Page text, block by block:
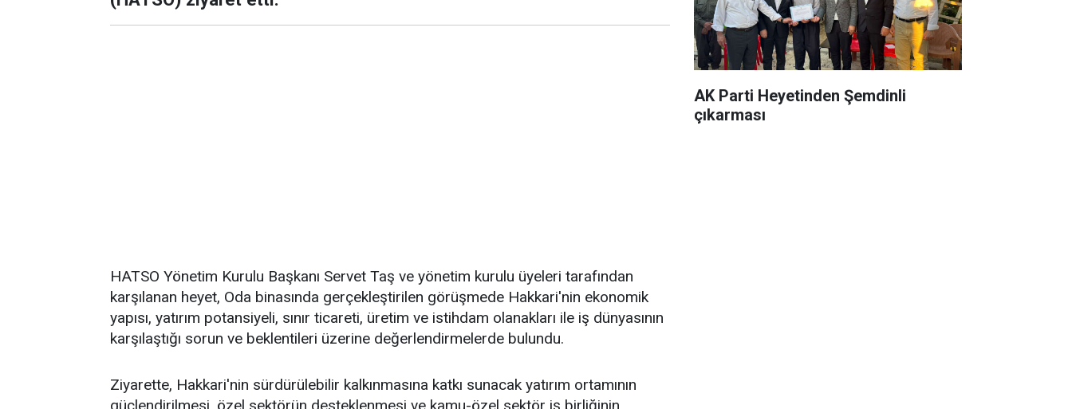
HATSO Yönetim Kurulu Başkanı Servet Taş ve yönetim kurulu üyeleri tarafından
karşılanan heyet, Oda binasında gerçekleştirilen görüşmede Hakkari'nin ekonomik
yapısı, yatırım potansiyeli, sınır ticareti, üretim ve istihdam olanakları ile iş dünyasının
karşılaştığı sorun ve beklentileri üzerine değerlendirmelerde bulundu.
Ziyarette, Hakkari'nin sürdürülebilir kalkınmasına katkı sunacak yatırım ortamının
AK Parti Heyetinden Şemdinli
çıkarması